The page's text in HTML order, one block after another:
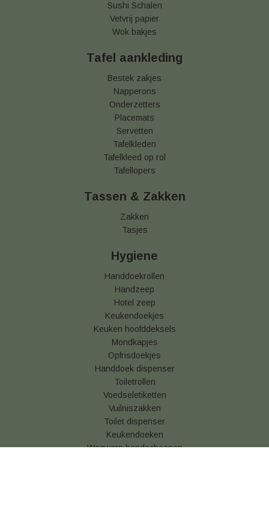
Sushi Schalen
Vetvrij papier
Wok bakjes
Tafel aankleding
Bestek zakjes
Napperons
Onderzetters
Placemats
Servetten
Tafelkleden
Tafelkleed op rol
Tafellopers
Tassen & Zakken
Zakken
Tasjes
Hygiene
Handdoekrollen
Handzeep
Hotel zeep
Keukendoekjes
Keuken hoofddeksels
Mondkapjes
Opfrisdoekjes
Handdoek dispenser
Toiletrollen
Voedseletiketten
Vuilniszakken
Toilet dispenser
Keukendoeken
Wegwerp handschoenen